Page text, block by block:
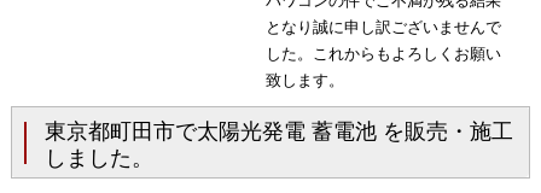
となり誠に申し訳ございませんで
した。これからもよろしくお願い
致します。
東京都町田市で太陽光発電 蓄電池 を販売・施工
しました。